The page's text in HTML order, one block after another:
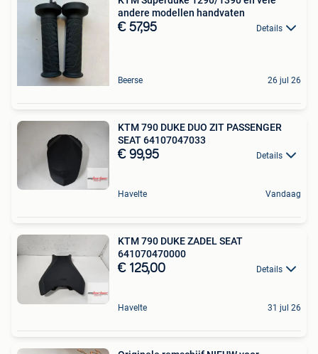
andere modellen handvaten
€ 57,95 Details
Beerse 26 jul 26
KTM 790 DUKE DUO ZIT PASSENGER
SEAT 64107047033
€ 99,95 Details
Havelte Vandaag
KTM 790 DUKE ZADEL SEAT
641070470000
€ 125,00 Details
Havelte 31 jul 26